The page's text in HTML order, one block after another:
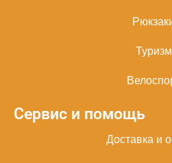
Туризм
Сервис и помощь
Доставка и